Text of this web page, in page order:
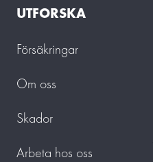
UTFORSKA
Försäkringar
Om oss
Skador
Arbeta hos oss